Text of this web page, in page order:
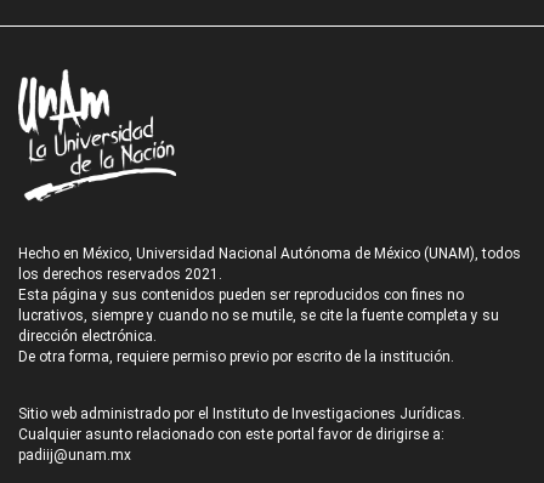
Hecho en México, Universidad Nacional Autónoma de México (UNAM), todos
los derechos reservados 2021.
Esta página y sus contenidos pueden ser reproducidos con fines no
lucrativos, siempre y cuando no se mutile, se cite la fuente completa y su
dirección electrónica.
De otra forma, requiere permiso previo por escrito de la institución.
Sitio web administrado por el Instituto de Investigaciones Jurídicas.
Cualquier asunto relacionado con este portal favor de dirigirse a:
padiij@unam.mx